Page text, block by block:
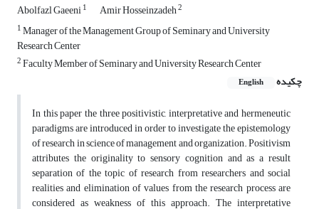
Abolfazl Gaeeni1 Amir Hosseinzadeh2
1Manager of the Management Group of Seminary and University
Research Center
2Faculty Member of Seminary and University Research Center
چکیده
English
In this paper the three positivistic, interpretative and hermeneutic
paradigms are introduced in order to investigate the epistemology
of research in science of management and organization. Positivism
attributes the originality to sensory cognition and as a result
separation of the topic of research from researchers and social
realities and elimination of values from the research process are
considered as weakness of this approach. The interpretative